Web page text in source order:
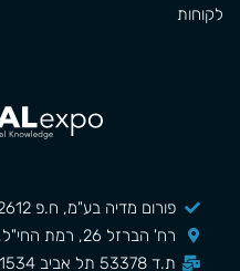
פורום מדיה בע"מ, ח.פ 513552612
רח' הברזל 26, רמת החי"ל, תל אביב
ת.ד 53378 תל אביב 61534
לקוחות